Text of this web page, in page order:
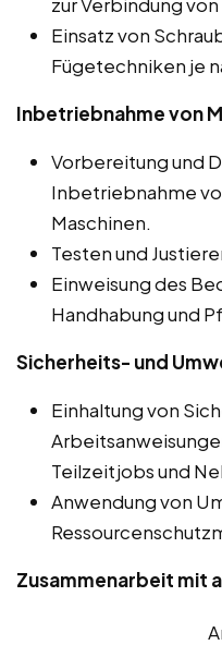
Einsatz von
Fügetechniken je
Inbetriebnahme von
Vorbereitung und
Inbetriebnahme
Maschinen.
Testen und
Einweisung des
Handhabung und
Sicherheits- und
Einhaltung von
Teilzeitjobs und
Anwendung von
Zusammenarbeit mit